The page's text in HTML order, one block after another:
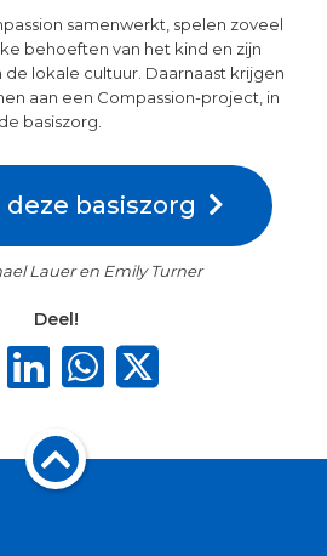
samenwerkt, spelen zoveel
behoeften van het kind en zijn
lokale cultuur. Daarnaast krijgen
aan een Compassion-project, in
basiszorg.
deze basiszorg
Lauer en Emily Turner
Deel!